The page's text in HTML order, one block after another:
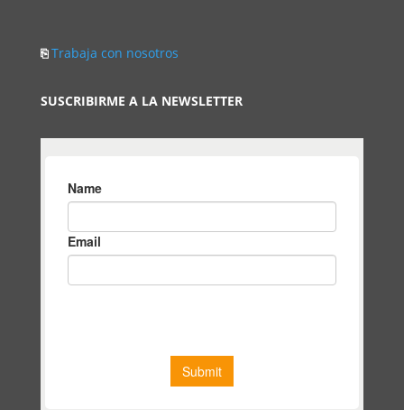
⎘Trabaja con nosotros
SUSCRIBIRME A LA NEWSLETTER